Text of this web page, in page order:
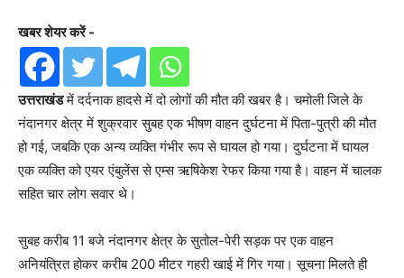
खबर शेयर करें -
उत्तराखंडमें दर्दनाक हादसे में दो लोगों की मौत की खबर है। चमोली जिले के
नंदानगर क्षेत्र में शुक्रवार सुबह एक भीषण वाहन दुर्घटना में पिता-पुत्री की मौत
हो गई, जबकि एक अन्य व्यक्ति गंभीर रूप से घायल हो गया। दुर्घटना में घायल
एक व्यक्ति को एयर एंबुलेंस से एम्स ऋषिकेश रेफर किया गया है। वाहन में चालक
सहित चार लोग सवार थे।
सुबह करीब 11 बजे नंदानगर क्षेत्र के सुतोल-पेरी सड़क पर एक वाहन
अनियंत्रित होकर करीब 200 मीटर गहरी खाई में गिर गया। सूचना मिलते ही